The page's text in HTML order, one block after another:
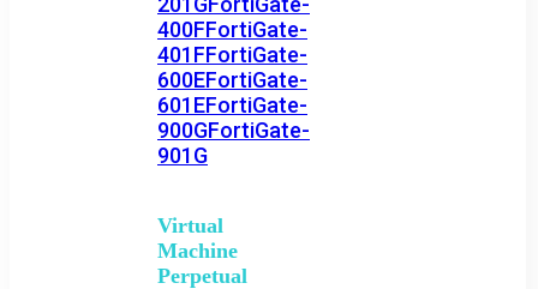
400FFortiGate-
401FFortiGate-
600EFortiGate-
601EFortiGate-
900GFortiGate-
901G
Virtual
Machine
Perpetual